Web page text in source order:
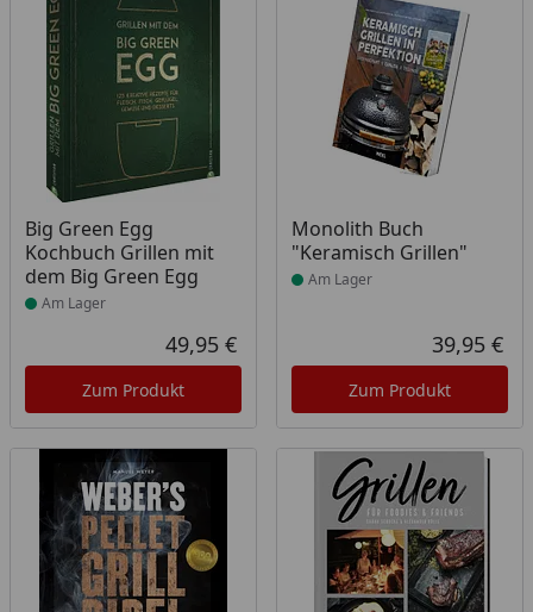
Big Green Egg
Kochbuch Grillen mit
dem Big Green Egg
Produkt am Lager
Am Lager
Aktueller Preis
49,95 €
Zum Produkt
Monolith Buch
"Keramisch Grillen"
Produkt am Lager
Am Lager
39,95 €
Zum Produkt